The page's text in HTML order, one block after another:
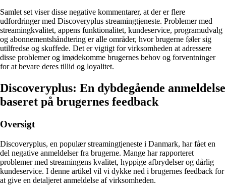
Samlet set viser disse negative kommentarer, at der er flere
udfordringer med Discoveryplus streamingtjeneste. Problemer med
streamingkvalitet, appens funktionalitet, kundeservice, programudvalg
og abonnementshåndtering er alle områder, hvor brugerne føler sig
utilfredse og skuffede. Det er vigtigt for virksomheden at adressere
disse problemer og imødekomme brugernes behov og forventninger
for at bevare deres tillid og loyalitet.
Discoveryplus: En dybdegående anmeldelse
baseret på brugernes feedback
Oversigt
Discoveryplus, en populær streamingtjeneste i Danmark, har fået en
del negative anmeldelser fra brugerne. Mange har rapporteret
problemer med streamingens kvalitet, hyppige afbrydelser og dårlig
kundeservice. I denne artikel vil vi dykke ned i brugernes feedback for
at give en detaljeret anmeldelse af virksomheden.